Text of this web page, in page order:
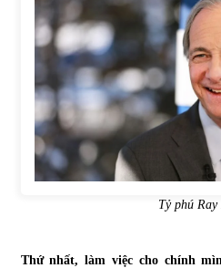
Bất ổn từ các cuộc
31/05/2022
Tiền gửi vào ngân
31/05/2022
S&P Ratings cập
31/05/2022
Chứng khoán ngày
Tỷ phú
Thứ nhất, làm việc cho chính